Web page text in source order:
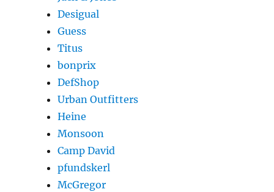
Desigual
Guess
Titus
bonprix
DefShop
Urban Outfitters
Heine
Monsoon
Camp David
pfundskerl
McGregor